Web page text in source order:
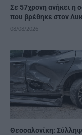
Σε 57χρονη ανήκει η
που βρέθηκε στον
08/08/2026
Θεσσαλονίκη: